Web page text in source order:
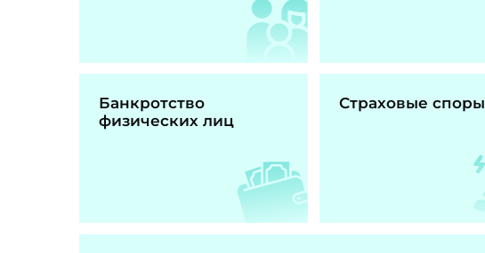
Банкротство
физических лиц
Страховые споры